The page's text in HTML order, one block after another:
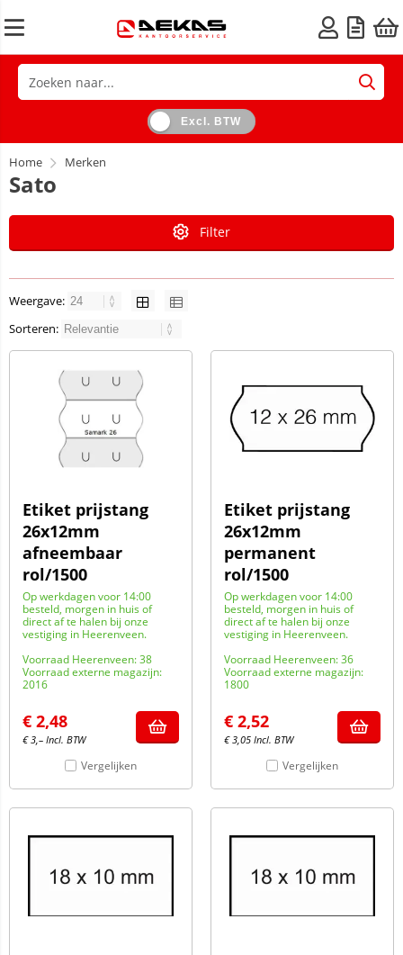
Excl. BTW
Home Merken
Sato
Filter
Weergave:
Sorteren:
Etiket prijstang
26x12mm
afneembaar
rol/1500
Op werkdagen voor 14:00
besteld, morgen in huis of
direct af te halen bij onze
vestiging in Heerenveen.
Voorraad Heerenveen: 38
Voorraad externe magazijn:
2016
€ 2,48
€3,– Incl. BTW
Vergelijken
Etiket prijstang
26x12mm
permanent
rol/1500
Op werkdagen voor 14:00
besteld, morgen in huis of
direct af te halen bij onze
vestiging in Heerenveen.
Voorraad Heerenveen: 36
Voorraad externe magazijn:
1800
€ 2,52
€3,05 Incl. BTW
Vergelijken